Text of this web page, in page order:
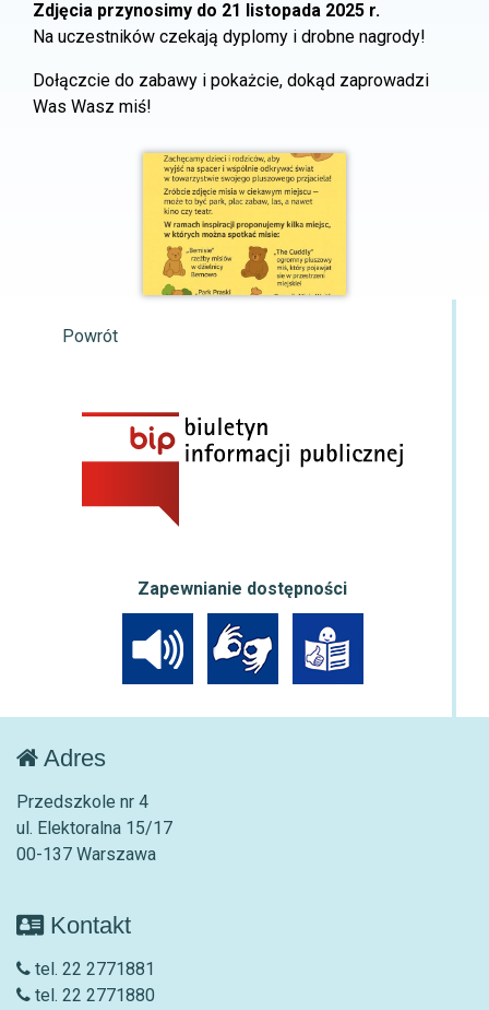
Zdjęcia przynosimy do 21 listopada 2025 r.
Na uczestników czekają dyplomy i drobne nagrody!
Dołączcie do zabawy i pokażcie, dokąd zaprowadzi
Was Wasz miś!
Powrót
Zapewnianie dostępności
Adres
Przedszkole nr 4
ul. Elektoralna 15/17
00-137 Warszawa
Kontakt
tel. 22 2771881
tel. 22 2771880